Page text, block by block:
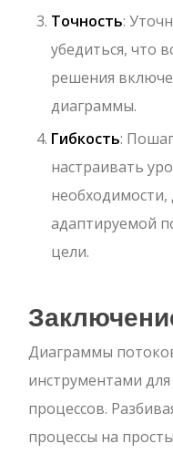
Точность:
убедиться, что
решения
диаграммы.
Гибкость:
настраивать
адаптируемой
цели.
Диаграммы
инструментами
процессов.
процессы на